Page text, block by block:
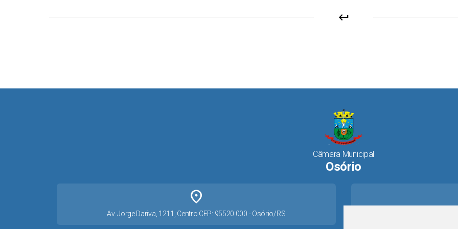
keyboard_return
Câmara Municipal
Osório
place
Av. Jorge Dariva, 1211, Centro CEP: 95520.000 - Osório/RS